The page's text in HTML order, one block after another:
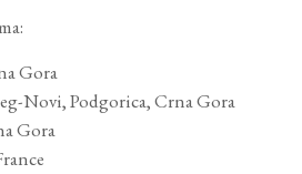
Gora
Novi, Podgorica, Crna Gora
Gora